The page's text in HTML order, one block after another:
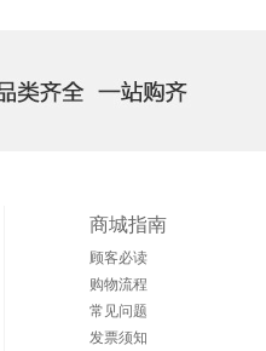
商城指南
顾客必读
购物流程
常见问题
发票须知